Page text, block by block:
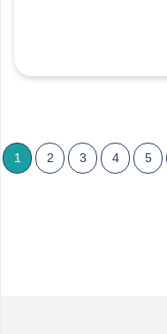
Pagination
Page
courante
1 Page
2 Page
3 Page
4 Page
5